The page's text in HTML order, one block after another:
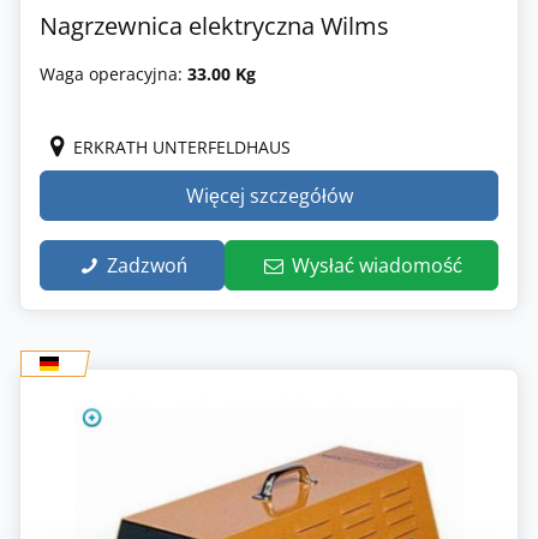
Nagrzewnica elektryczna Wilms
Waga operacyjna: 33.00 Kg
ERKRATH UNTERFELDHAUS
Więcej szczegółów
Zadzwoń Wysłać wiadomość